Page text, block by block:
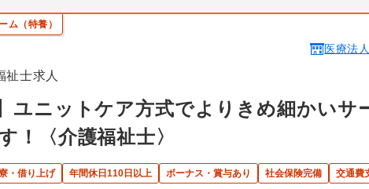
ム（特養）
医療法
祉士求人
ユニットケア方式でよりきめ細かいサ
！〈介護福祉士〉
・借り上げ 年間休日110日以上 ボーナス・賞与あり 社会保険完備 交通費